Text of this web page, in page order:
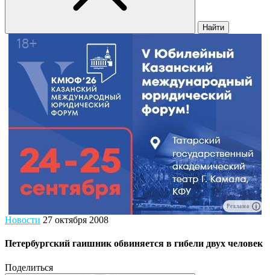
Найти
Реклама
Новости 27 октября 2008
Петербургский гаишник обвиняется в гибели двух человек
Поделиться